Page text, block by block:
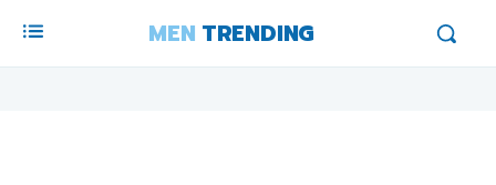
MEN TRENDING